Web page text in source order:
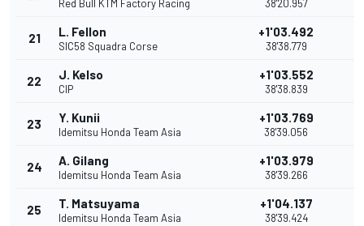
Red Bull KTM Factory Racing 38'20.957
21 L. Fellon
SIC58 Squadra Corse
+1'03.492
38'38.779
22 J. Kelso
CIP
+1'03.552
38'38.839
23 Y. Kunii
Idemitsu Honda Team Asia
+1'03.769
38'39.056
24 A. Gilang
Idemitsu Honda Team Asia
+1'03.979
38'39.266
25 T. Matsuyama
Idemitsu Honda Team Asia
+1'04.137
38'39.424